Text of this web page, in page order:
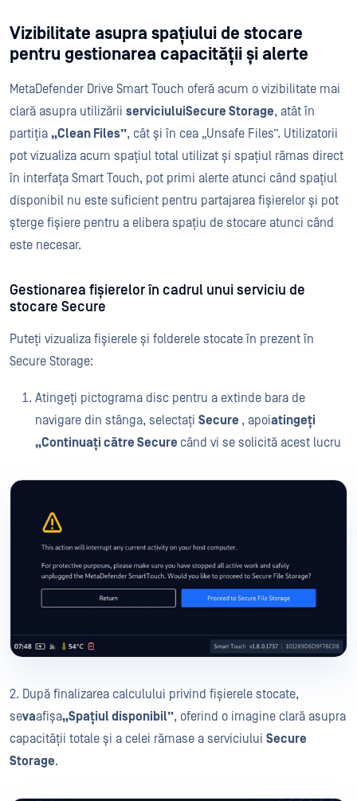
Vizibilitate asupra spațiului de stocare
pentru gestionarea capacității și alerte
MetaDefender Drive Smart Touch oferă acum o vizibilitate mai
clară asupra utilizării serviciuluiSecure Storage, atât în
partiția „Clean Files”, cât și în cea „Unsafe Files”. Utilizatorii
pot vizualiza acum spațiul total utilizat și spațiul rămas direct
în interfața Smart Touch, pot primi alerte atunci când spațiul
disponibil nu este suficient pentru partajarea fișierelor și pot
șterge fișiere pentru a elibera spațiu de stocare atunci când
este necesar.
Gestionarea fișierelor în cadrul unui serviciu de
stocare Secure
Puteți vizualiza fișierele și folderele stocate în prezent în
Secure Storage:
Atingeți pictograma disc pentru a extinde bara de
navigare din stânga, selectați Secure , apoiatingeți
„Continuați către Secure când vi se solicită acest lucru
2. După finalizarea calculului privind fișierele stocate,
sevaafișa„Spațiul disponibil”, oferind o imagine clară asupra
capacității totale și a celei rămase a serviciului Secure
Storage.